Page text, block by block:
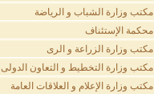
مكتب وزارة الشباب و الرياضة
محكمة الإستئناف
مكتب وزارة الزراعة و الرى
مكتب وزارة التخطيط و التعاون الدولى
مكتب وزارة الإعلام و العلاقات العامة